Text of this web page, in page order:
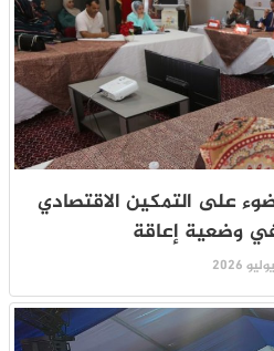
على التمكين الاقتصادي
وضعية إعاقة